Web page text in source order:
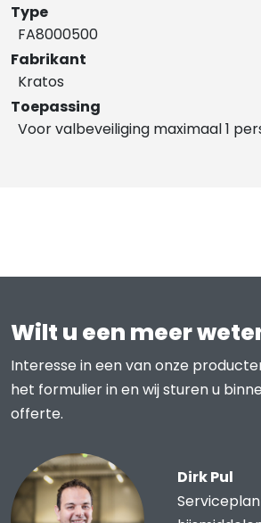
Type
FA8000500
Fabrikant
Kratos
Toepassing
Voor valbeveiliging maximaal 1
Wilt u een meer
Interesse in een van onze
het formulier in en wij sturen u
offerte.
Dirk Pul